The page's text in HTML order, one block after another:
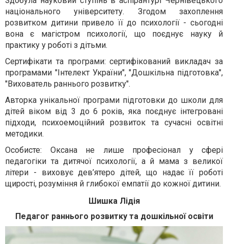
національного університету. Згодом захоплення
розвитком дитини привело її до психології - сьогодні
вона є магістром психології, що поєднує науку й
практику у роботі з дітьми.
Сертифікати та програми: сертифікований викладач за
програмами "Інтелект України", "Дошкільна підготовка",
"Вихователь раннього розвитку".
Авторка унікальної програми підготовки до школи для
дітей віком від 3 до 6 років, яка поєднує інтегровані
підходи, психоемоційний розвиток та сучасні освітні
методики.
Особисте: Оксана не лише професіонал у сфері
педагогіки та дитячої психології, а й мама з великої
літери - виховує дев’ятеро дітей, що надає її роботі
щирості, розуміння й глибокої емпатії до кожної дитини.
Шишка Лідія
Педагог раннього розвитку та дошкільної освіти